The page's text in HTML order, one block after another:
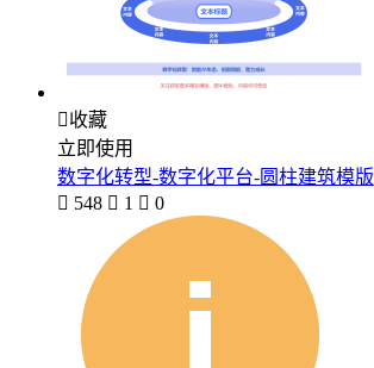
收藏
立即使用
数字化转型-数字化平台-圆柱建筑模版
 548  1  0